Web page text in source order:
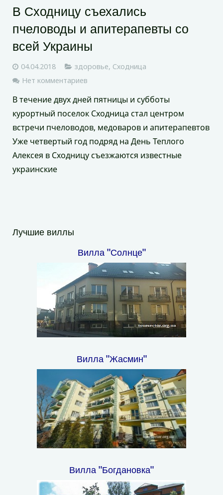
В Сходницу съехались
пчеловоды и апитерапевты со
всей Украины
04.04.2018 здоровье, Сходница
Нет комментариев
В течение двух дней пятницы и субботы
курортный поселок Сходница стал центром
встречи пчеловодов, медоваров и апитерапевтов
Уже четвертый год подряд на День Теплого
Алексея в Сходницу съезжаются известные
украинские
Лучшие виллы
Вилла "Солнце"
Вилла "Жасмин"
Вилла "Богдановка"